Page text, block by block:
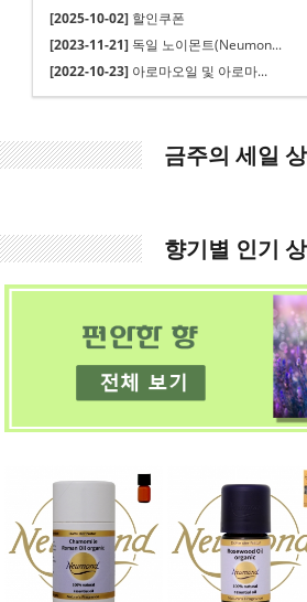
[2025-10-02]할인쿠폰
[2023-11-21]독일 노이몬트(Neumon...
[2022-10-23]아로마오일 및 아로마...
금주의 세일
향기별 인기